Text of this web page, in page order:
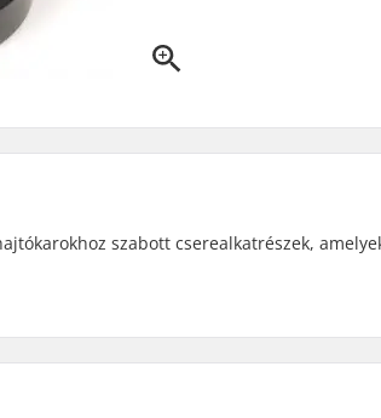
szabott cserealkatrészek,